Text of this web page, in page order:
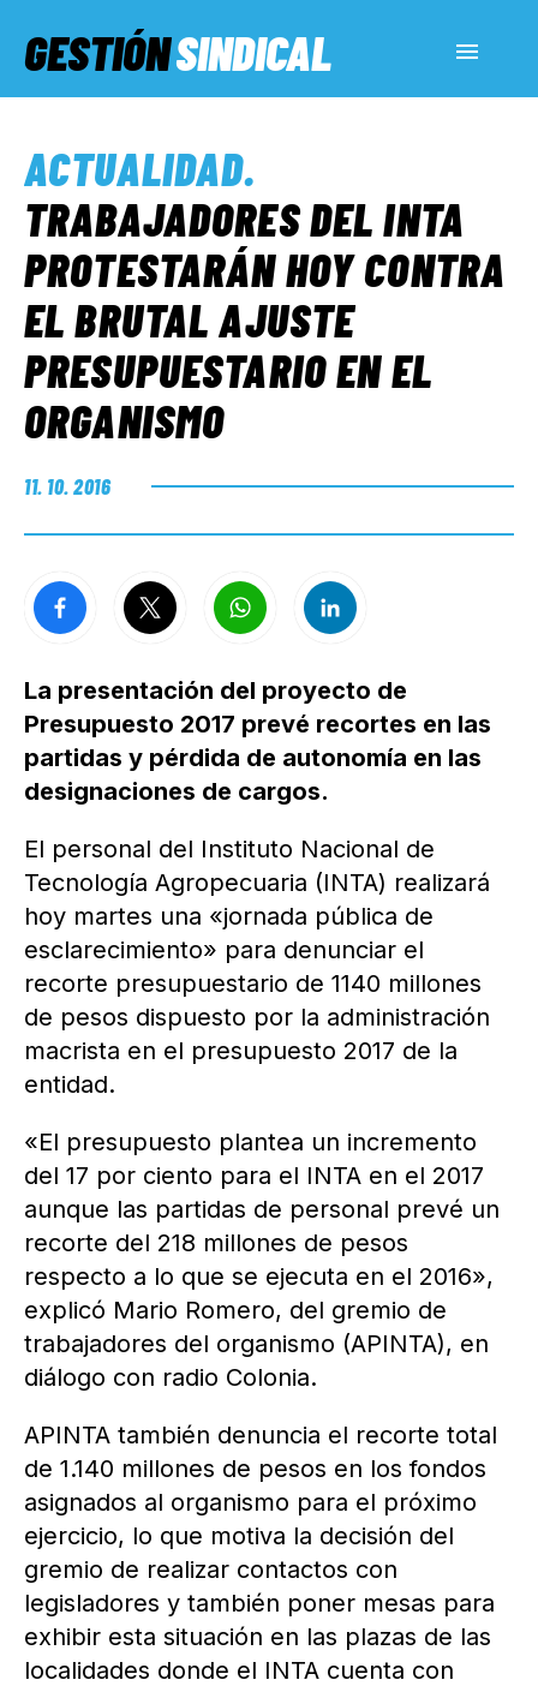
GESTIÓNSINDICAL
SERVICIOS SOCIALES
INFORMES ESPECIALES
FUERA DE MEGÁFONO
ACTUALIDAD.
TRABAJADORES DEL INTA
PROTESTARÁN HOY CONTRA
EL BRUTAL AJUSTE
PRESUPUESTARIO EN EL
ORGANISMO
11. 10. 2016
La presentación del proyecto de
Presupuesto 2017 prevé recortes en las
partidas y pérdida de autonomía en las
designaciones de cargos.
El personal del Instituto Nacional de
Tecnología Agropecuaria (INTA) realizará
hoy martes una «jornada pública de
esclarecimiento» para denunciar el
recorte presupuestario de 1140 millones
de pesos dispuesto por la administración
macrista en el presupuesto 2017 de la
entidad.
«El presupuesto plantea un incremento
del 17 por ciento para el INTA en el 2017
aunque las partidas de personal prevé un
recorte del 218 millones de pesos
respecto a lo que se ejecuta en el 2016»,
explicó Mario Romero, del gremio de
trabajadores del organismo (APINTA), en
diálogo con radio Colonia.
APINTA también denuncia el recorte total
de 1.140 millones de pesos en los fondos
asignados al organismo para el próximo
ejercicio, lo que motiva la decisión del
gremio de realizar contactos con
legisladores y también poner mesas para
exhibir esta situación en las plazas de las
localidades donde el INTA cuenta con